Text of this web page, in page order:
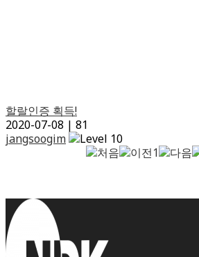
할랄인증 획득!
2020-07-08 | 81
jangsoogim
1